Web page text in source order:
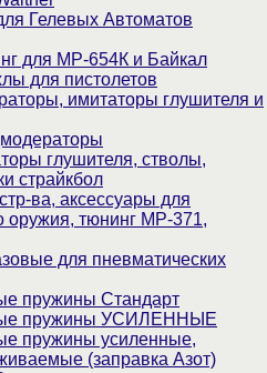
Гелевых Автоматов
для МР-654К и Байкал
для пистолетов
имитаторы глушителя и
глушителя, стволы,
страйкбол
ва, аксессуары для
оружия, тюнинг МР-371,
для пневматических
пружины Стандарт
пружины УСИЛЕННЫЕ
пружины усиленные,
(заправка Азот)